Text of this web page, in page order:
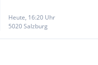
Heute, 16:20 Uhr
5020 Salzburg